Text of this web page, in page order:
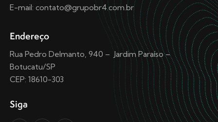
E-mail: contato@grupobr4.com.br
Endereço
Rua Pedro Delmanto, 940 – Jardim Paraíso –
Botucatu/SP
CEP: 18610-303
Siga